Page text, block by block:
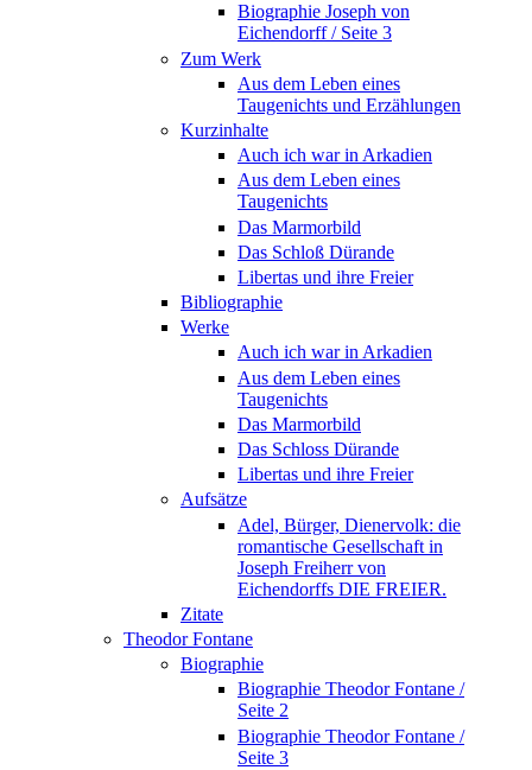
Biographie Joseph von
Eichendorff / Seite 3
Zum Werk
Aus dem Leben eines
Taugenichts und Erzählungen
Kurzinhalte
Auch ich war in Arkadien
Aus dem Leben eines
Taugenichts
Das Marmorbild
Das Schloß Dürande
Libertas und ihre Freier
Bibliographie
Werke
Auch ich war in Arkadien
Aus dem Leben eines
Taugenichts
Das Marmorbild
Das Schloss Dürande
Libertas und ihre Freier
Aufsätze
Adel, Bürger, Dienervolk: die
romantische Gesellschaft in
Joseph Freiherr von
Eichendorffs DIE FREIER.
Zitate
Theodor Fontane
Biographie
Biographie Theodor Fontane /
Seite 2
Biographie Theodor Fontane /
Seite 3